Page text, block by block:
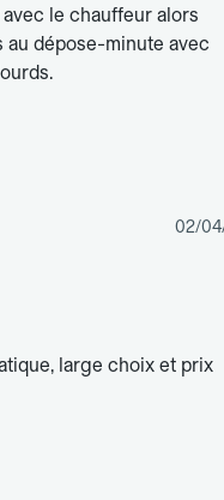
le chauffeur alors
au dépose-minute avec
02/
large choix et prix